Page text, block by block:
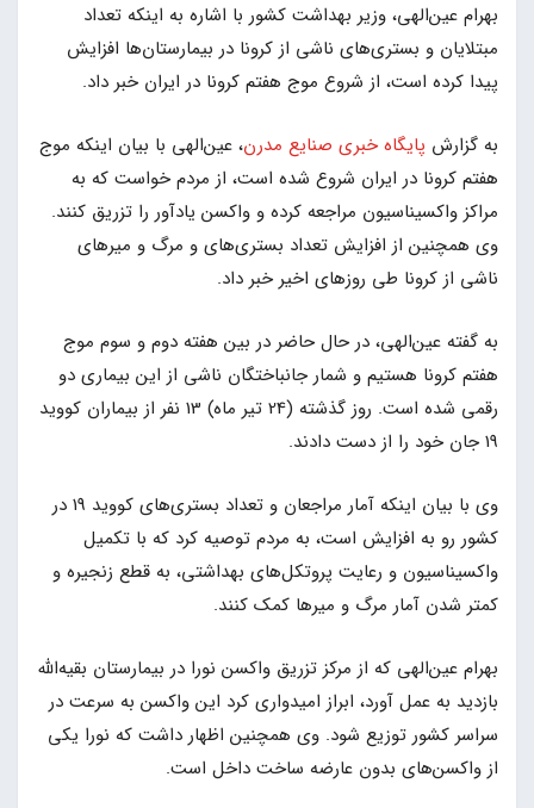
بهرام عین‌الهی، وزیر بهداشت کشور با اشاره به اینکه تعداد
مبتلایان و بستری‌های ناشی از کرونا در بیمارستان‌ها افزایش
پیدا کرده است، از شروع موج هفتم کرونا در ایران خبر داد.
به گزارش پایگاه خبری صنایع مدرن، عین‌الهی با بیان اینکه موج
هفتم کرونا در ایران شروع شده است، از مردم خواست که به
مراکز واکسیناسیون مراجعه کرده و واکسن یادآور را تزریق کنند.
وی همچنین از افزایش تعداد بستری‌های و مرگ و میرهای
ناشی از کرونا طی روزهای اخیر خبر داد.
به گفته عین‌الهی، در حال حاضر در بین هفته دوم و سوم موج
هفتم کرونا هستیم و شمار جانباختگان ناشی از این بیماری دو
رقمی شده است. روز گذشته (24 تیر ماه) 13 نفر از بیماران کووید
19 جان خود را از دست دادند.
وی با بیان اینکه آمار مراجعان و تعداد بستری‌های کووید 19 در
کشور رو به افزایش است، به مردم توصیه کرد که با تکمیل
واکسیناسیون و رعایت پروتکل‌های بهداشتی، به قطع زنجیره و
کمتر شدن آمار مرگ و میرها کمک کنند.
بهرام عین‌الهی که از مرکز تزریق واکسن نورا در بیمارستان بقیه‌الله
بازدید به عمل آورد، ابراز امیدواری کرد این واکسن به سرعت در
سراسر کشور توزیع شود. وی همچنین اظهار داشت که نورا یکی
از واکسن‌های بدون عارضه ساخت داخل است.